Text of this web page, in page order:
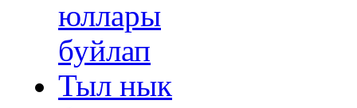
юллары
буйлап
Тыл нык